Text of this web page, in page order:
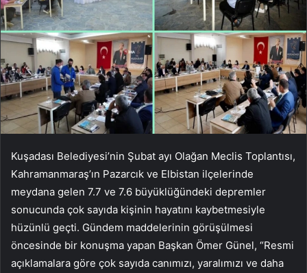
Kuşadası Belediyesi’nin Şubat ayı Olağan Meclis Toplantısı,
Kahramanmaraş’ın Pazarcık ve Elbistan ilçelerinde
meydana gelen 7.7 ve 7.6 büyüklüğündeki depremler
sonucunda çok sayıda kişinin hayatını kaybetmesiyle
hüzünlü geçti. Gündem maddelerinin görüşülmesi
öncesinde bir konuşma yapan Başkan Ömer Günel, “Resmi
açıklamalara göre çok sayıda canımızı, yaralımızı ve daha